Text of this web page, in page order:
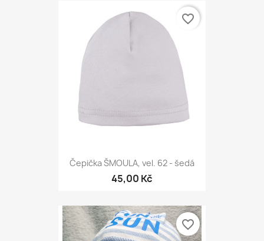
Čepička ŠMOULA, vel. 62 - šedá
45,00 Kč
favorite_border
favorite_border